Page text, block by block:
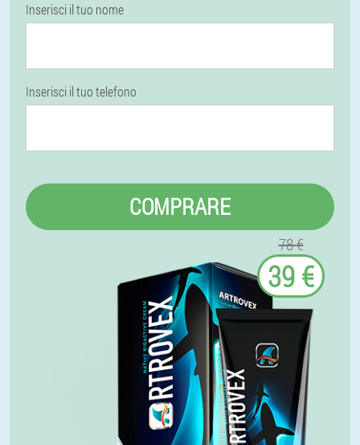
Inserisci il tuo nome
Inserisci il tuo telefono
COMPRARE
78 €
39 €